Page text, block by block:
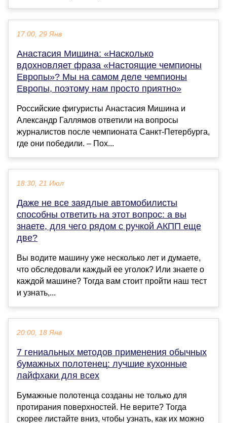
17:00, 29 Янв
Анастасия Мишина: «Насколько
вдохновляет фраза «Настоящие чемпионы
Европы»? Мы на самом деле чемпионы
Европы, поэтому нам просто приятно»
Российские фигуристы Анастасия Мишина и
Александр Галлямов ответили на вопросы
журналистов после чемпионата Санкт-Петербурга,
где они победили. – Пох...
18:30, 21 Июл
Даже не все заядлые автомобилисты
способны ответить на этот вопрос: а вы
знаете, для чего рядом с ручкой АКПП еще
две?
Вы водите машину уже несколько лет и думаете,
что обследовали каждый ее уголок? Или знаете о
каждой машине? Тогда вам стоит пройти наш тест
и узнать,...
20:00, 18 Янв
7 гениальных методов применения обычных
бумажных полотенец: лучшие кухонные
лайфхаки для всех
Бумажные полотенца созданы не только для
протирания поверхностей. Не верите? Тогда
скорее листайте вниз, чтобы узнать, как их можно